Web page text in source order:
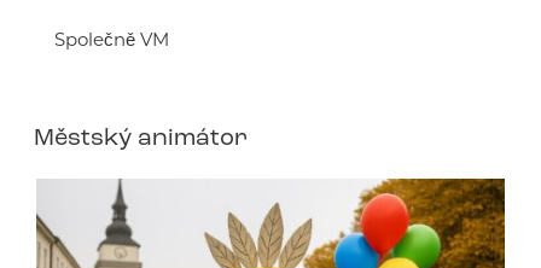
Společně VM
Městský animátor